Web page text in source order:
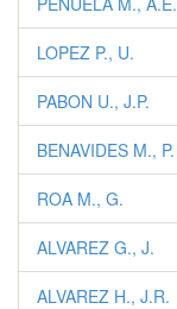
LOPEZ P., U.
PABON U., J.P.
BENAVIDES M., P.
ROA M., G.
ALVAREZ G., J.
ALVAREZ H., J.R.